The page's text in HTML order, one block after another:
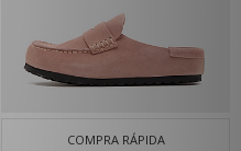
COMPRA RÁPIDA